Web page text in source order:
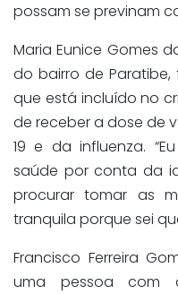
possam se previnam
Maria Eunice Gomes
do bairro de
que está incluído no
de receber a dose de
19 e da influenza.
saúde por conta da
procurar tomar as
tranquila porque sei
Francisco Ferreira
uma pessoa com